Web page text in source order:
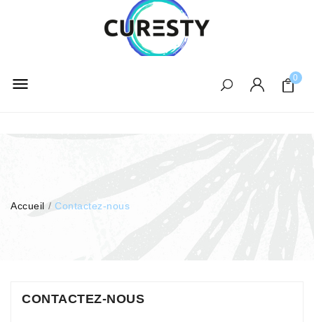
 0
Accueil Contactez-nous
CONTACTEZ-NOUS